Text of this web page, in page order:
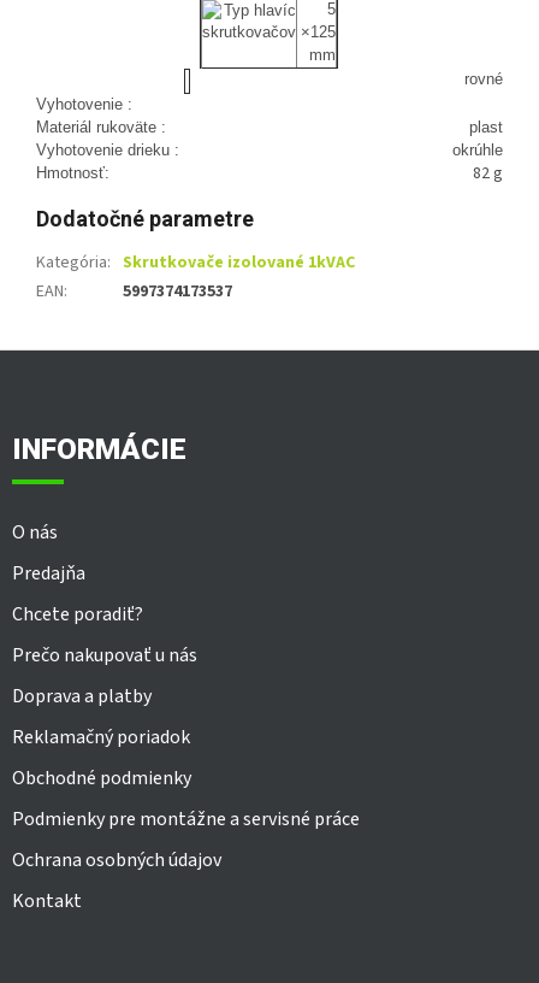
5
×125
mm
Vyhotovenie :
rovné
Materiál rukoväte :
plast
Vyhotovenie drieku :
okrúhle
Hmotnosť:
82 g
Dodatočné parametre
Kategória: Skrutkovače izolované 1kVAC
EAN: 5997374173537
INFORMÁCIE
O nás
Predajňa
Chcete poradiť?
Prečo nakupovať u nás
Doprava a platby
Reklamačný poriadok
Obchodné podmienky
Podmienky pre montážne a servisné práce
Ochrana osobných údajov
Kontakt